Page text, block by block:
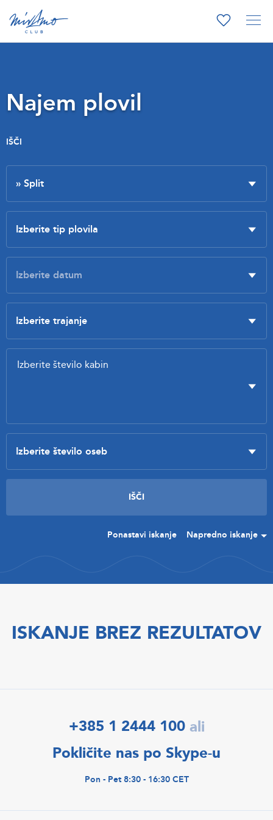
Najem plovil
IŠČI
Ponastavi iskanje Napredno iskanje
ISKANJE BREZ REZULTATOV
+385 1 2444 100 ali
Pokličite nas po Skype-u
Pon - Pet 8:30 - 16:30 CET